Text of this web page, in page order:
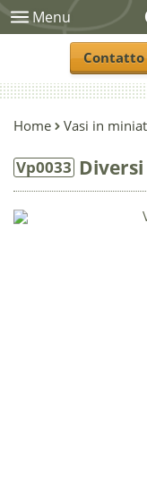
Menu
Contatto
Vp0033
Home Vasi in